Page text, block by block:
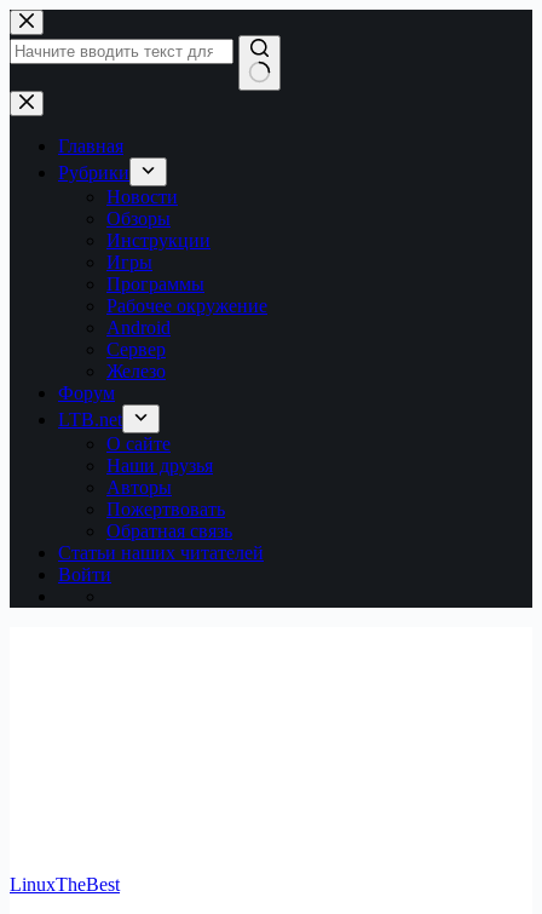
Перейти
к
сути
Ничего
не
найденоГлавная
Рубрики
Новости
Обзоры
Инструкции
Игры
Программы
Рабочее окружение
Android
Сервер
Железо
Форум
LTB.net
О сайте
Наши друзья
Авторы
Пожертвовать
Обратная связь
Статьи наших читателей
Войти
LinuxTheBest